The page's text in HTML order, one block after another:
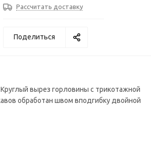
Рассчитать доставку
Поделиться
вырез горловины с трикотажной
обработан швом вподгибку двойной